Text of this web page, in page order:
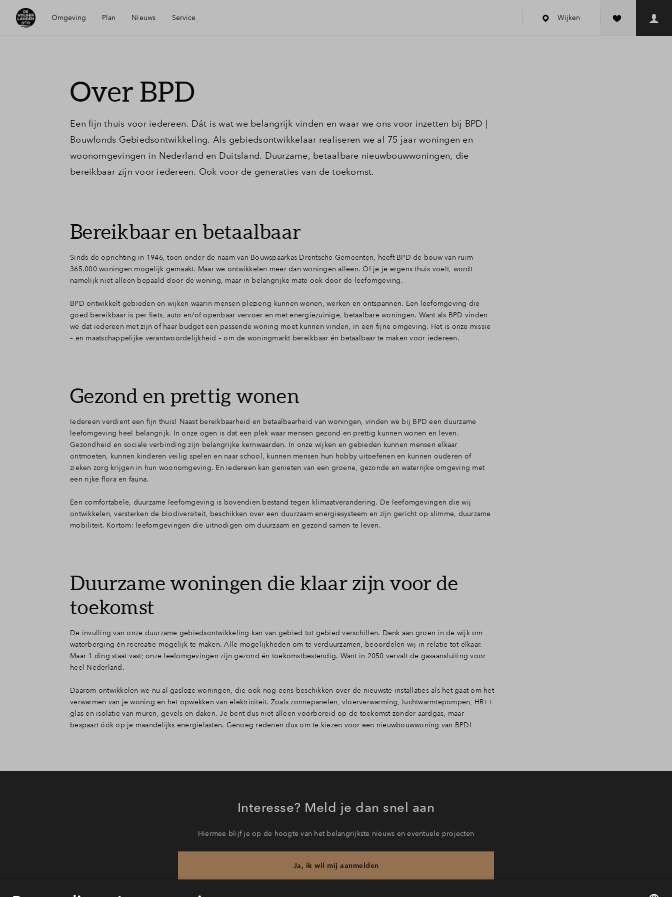
Omgeving
Voorzieningen
Bereikbaarheid
Hendrik-Ido-Ambacht
Plan
Wijken
Duurzaamheid
Planning
Nieuws Service
Financiele check
Financiering
Woning kopen
Contact
Wijken
Over BPD
Een fijn thuis voor iedereen. Dát is wat we belangrijk vinden en waar we ons voor inzetten bij BPD |
Bouwfonds Gebiedsontwikkeling. Als gebiedsontwikkelaar realiseren we al 75 jaar woningen en
woonomgevingen in Nederland en Duitsland. Duurzame, betaalbare nieuwbouwwoningen, die
bereikbaar zijn voor iedereen. Ook voor de generaties van de toekomst.
Bereikbaar en betaalbaar
Sinds de oprichting in 1946, toen onder de naam van Bouwspaarkas Drentsche Gemeenten, heeft BPD de bouw van ruim
365.000 woningen mogelijk gemaakt. Maar we ontwikkelen meer dan woningen alleen. Of je je ergens thuis voelt, wordt
namelijk niet alleen bepaald door de woning, maar in belangrijke mate ook door de leefomgeving.
BPD ontwikkelt gebieden en wijken waarin mensen plezierig kunnen wonen, werken en ontspannen. Een leefomgeving die
goed bereikbaar is per fiets, auto en/of openbaar vervoer en met energiezuinige, betaalbare woningen. Want als BPD vinden
we dat iedereen met zijn of haar budget een passende woning moet kunnen vinden, in een fijne omgeving. Het is onze missie
– en maatschappelijke verantwoordelijkheid – om de woningmarkt bereikbaar én betaalbaar te maken voor iedereen.
Gezond en prettig wonen
Iedereen verdient een fijn thuis! Naast bereikbaarheid en betaalbaarheid van woningen, vinden we bij BPD een duurzame
leefomgeving heel belangrijk. In onze ogen is dat een plek waar mensen gezond en prettig kunnen wonen en leven.
Gezondheid en sociale verbinding zijn belangrijke kernwaarden. In onze wijken en gebieden kunnen mensen elkaar
ontmoeten, kunnen kinderen veilig spelen en naar school, kunnen mensen hun hobby uitoefenen en kunnen ouderen of
zieken zorg krijgen in hun woonomgeving. En iedereen kan genieten van een groene, gezonde en waterrijke omgeving met
een rijke flora en fauna.
Een comfortabele, duurzame leefomgeving is bovendien bestand tegen klimaatverandering. De leefomgevingen die wij
ontwikkelen, versterken de biodiversiteit, beschikken over een duurzaam energiesysteem en zijn gericht op slimme, duurzame
mobiliteit. Kortom: leefomgevingen die uitnodigen om duurzaam en gezond samen te leven.
Duurzame woningen die klaar zijn voor de
toekomst
De invulling van onze duurzame gebiedsontwikkeling kan van gebied tot gebied verschillen. Denk aan groen in de wijk om
waterberging én recreatie mogelijk te maken. Alle mogelijkheden om te verduurzamen, beoordelen wij in relatie tot elkaar.
Maar 1 ding staat vast; onze leefomgevingen zijn gezond én toekomstbestendig. Want in 2050 vervalt de gasaansluiting voor
heel Nederland.
Daarom ontwikkelen we nu al gasloze woningen, die ook nog eens beschikken over de nieuwste installaties als het gaat om het
verwarmen van je woning en het opwekken van elektriciteit. Zoals zonnepanelen, vloerverwarming, luchtwarmtepompen, HR++
glas en isolatie van muren, gevels en daken. Je bent dus niet alleen voorbereid op de toekomst zonder aardgas, maar
bespaart óók op je maandelijks energielasten. Genoeg redenen dus om te kiezen voor een nieuwbouwwoning van BPD!
Interesse? Meld je dan snel aan
Hiermee blijf je op de hoogte van het belangrijkste nieuws en eventuele projecten
Ja, ik wil mij aanmelden